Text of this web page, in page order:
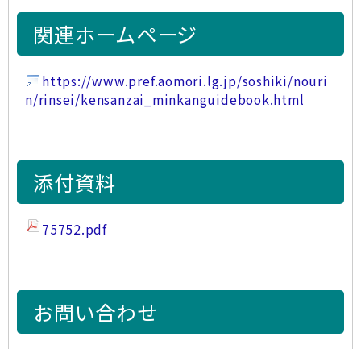
関連ホームページ
https://www.pref.aomori.lg.jp/soshiki/nouri
n/rinsei/kensanzai_minkanguidebook.html
添付資料
75752.pdf
お問い合わせ